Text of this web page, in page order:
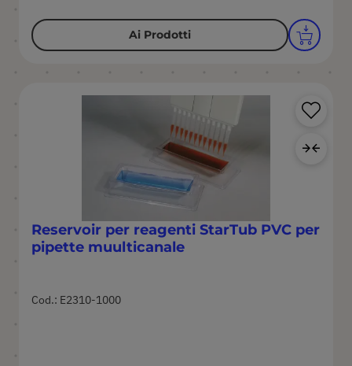
Ai Prodotti
Reservoir per reagenti StarTub PVC per
pipette muulticanale
Cod.: E2310-1000